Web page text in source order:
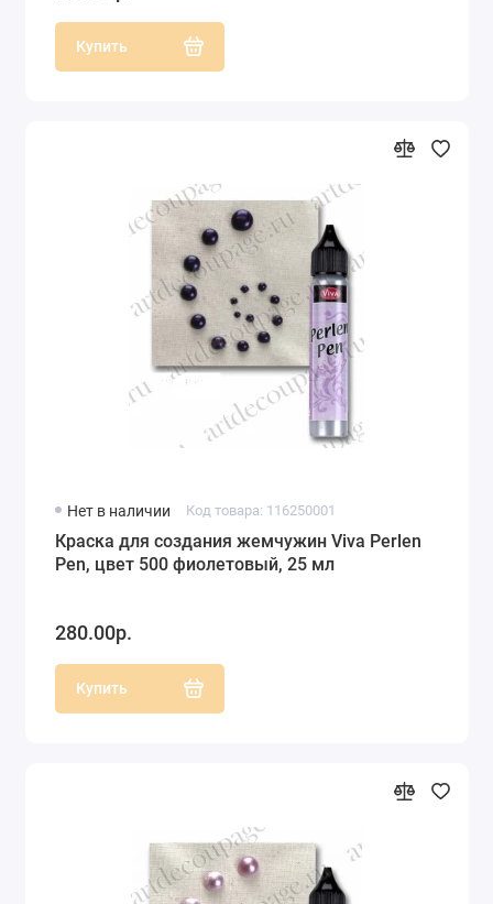
Купить
Нет в наличии Код товара: 116250001
Краска для создания жемчужин Viva Perlen
Pen, цвет 500 фиолетовый, 25 мл
280.00р.
Купить